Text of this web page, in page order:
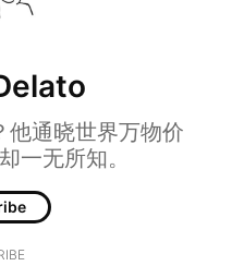
他通晓世界万物价
一无所知。